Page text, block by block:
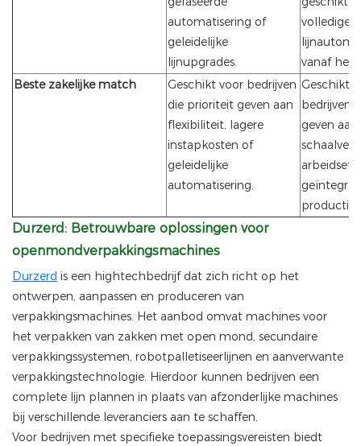
automatisering of
geleidelijke
lijnupgrades.
volledige
vanaf het
Beste zakelijke match
Geschikt voor bedrijven
die prioriteit geven aan
flexibiliteit, lagere
instapkosten of
geleidelijke
automatisering.
Geschikt
bedrijven
geven aan
productie.
Durzerd: Betrouwbare oplossingen voor
openmondverpakkingsmachines
Durzerd is een hightechbedrijf dat zich richt op het
ontwerpen, aanpassen en produceren van
verpakkingsmachines. Het aanbod omvat machines voor
het verpakken van zakken met open mond, secundaire
verpakkingssystemen, robotpalletiseerlijnen en aanverwante
verpakkingstechnologie. Hierdoor kunnen bedrijven een
complete lijn plannen in plaats van afzonderlijke machines
bij verschillende leveranciers aan te schaffen.
Voor bedrijven met specifieke toepassingsvereisten biedt